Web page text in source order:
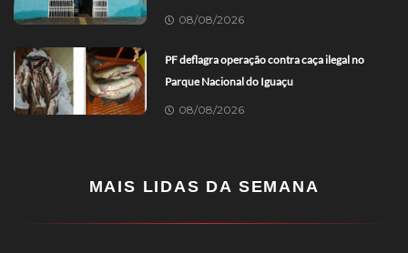
08/08/2026
PF deflagra operação contra caça ilegal no
Parque Nacional do Iguaçu
08/08/2026
MAIS LIDAS DA SEMANA